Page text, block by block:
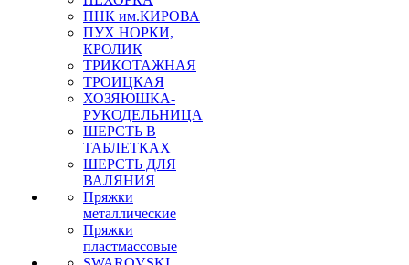
ПНК им.КИРОВА
ПУХ НОРКИ,
КРОЛИК
ТРИКОТАЖНАЯ
ТРОИЦКАЯ
ХОЗЯЮШКА-
РУКОДЕЛЬНИЦА
ШЕРСТЬ В
ТАБЛЕТКАХ
ШЕРСТЬ ДЛЯ
ВАЛЯНИЯ
Пряжки
металлические
Пряжки
пластмассовые